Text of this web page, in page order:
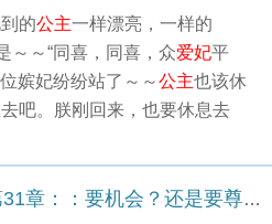
的公主一样漂亮，一样的
～～“同喜，同喜，众爱妃平
嫔妃纷纷站了～～公主也该休
吧。朕刚回来，也要休息去
《君王侧：和亲王妃》·第31章：：要机会？还是要尊严？